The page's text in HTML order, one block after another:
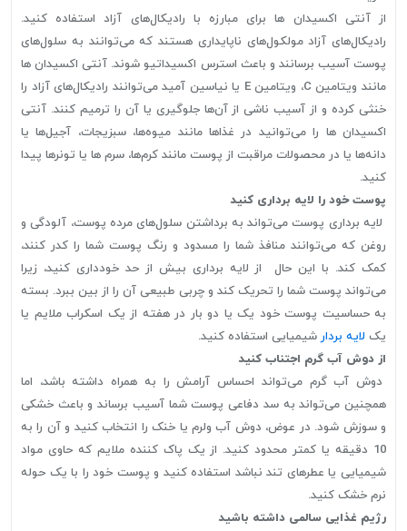
از آنتی اکسیدان ها برای مبارزه با رادیکال‌های آزاد استفاده کنید.
رادیکال‌های آزاد مولکول‌های ناپایداری هستند که می‌توانند به سلول‌های
پوست آسیب برسانند و باعث استرس اکسیداتیو شوند. آنتی اکسیدان ها
مانند ویتامین C، ویتامین E یا نیاسین آمید می‌توانند رادیکال‌های آزاد را
خنثی کرده و از آسیب ناشی از آن‌ها جلوگیری یا آن را ترمیم کنند. آنتی
اکسیدان ها را می‌توانید در غذاها مانند میوه‌ها، سبزیجات، آجیل‌ها یا
دانه‌ها یا در محصولات مراقبت از پوست مانند کرم‌ها، سرم ها یا تونرها پیدا
کنید.
پوست خود را لایه برداری کنید
لایه برداری پوست می‌تواند به برداشتن سلول‌های مرده پوست، آلودگی و
روغن که می‌توانند منافذ شما را مسدود و رنگ پوست شما را کدر کنند،
کمک کند. با این حال از لایه برداری بیش از حد خودداری کنید، زیرا
می‌تواند پوست شما را تحریک کند و چربی طبیعی آن را از بین ببرد. بسته
به حساسیت پوست خود یک یا دو بار در هفته از یک اسکراب ملایم یا
یک لایه بردار شیمیایی استفاده کنید.
از دوش آب گرم اجتناب کنید
دوش آب گرم می‌تواند احساس آرامش را به همراه داشته باشد، اما
همچنین می‌تواند به سد دفاعی پوست شما آسیب برساند و باعث خشکی
و سوزش شود. در عوض، دوش آب ولرم یا خنک را انتخاب کنید و آن را به
10 دقیقه یا کمتر محدود کنید. از یک پاک کننده ملایم که حاوی مواد
شیمیایی یا عطرهای تند نباشد استفاده کنید و پوست خود را با یک حوله
نرم خشک کنید.
رژیم غذایی سالمی داشته باشید